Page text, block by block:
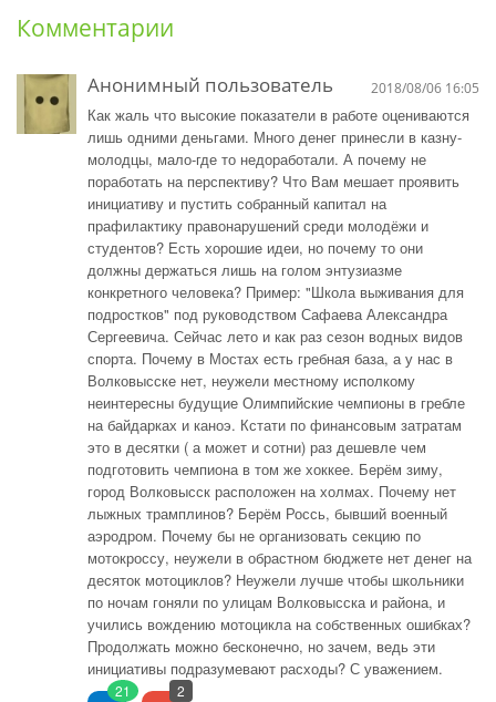
Комментарии
Анонимный пользователь 2018/08/06 16:05
Как жаль что высокие показатели в работе оцениваются
лишь одними деньгами. Много денег принесли в казну-
молодцы, мало-где то недоработали. А почему не
поработать на перспективу? Что Вам мешает проявить
инициативу и пустить собранный капитал на
прафилактику правонарушений среди молодёжи и
студентов? Есть хорошие идеи, но почему то они
должны держаться лишь на голом энтузиазме
конкретного человека? Пример: "Школа выживания для
подростков" под руководством Сафаева Александра
Сергеевича. Сейчас лето и как раз сезон водных видов
спорта. Почему в Мостах есть гребная база, а у нас в
Волковысске нет, неужели местному исполкому
неинтересны будущие Олимпийские чемпионы в гребле
на байдарках и каноэ. Кстати по финансовым затратам
это в десятки ( а может и сотни) раз дешевле чем
подготовить чемпиона в том же хоккее. Берём зиму,
город Волковысск расположен на холмах. Почему нет
лыжных трамплинов? Берём Россь, бывший военный
аэродром. Почему бы не организовать секцию по
мотокроссу, неужели в обрастном бюджете нет денег на
десяток мотоциклов? Неужели лучше чтобы школьники
по ночам гоняли по улицам Волковысска и района, и
учились вождению мотоцикла на собственных ошибках?
Продолжать можно бесконечно, но зачем, ведь эти
инициативы подразумевают расходы? С уважением.
21 2